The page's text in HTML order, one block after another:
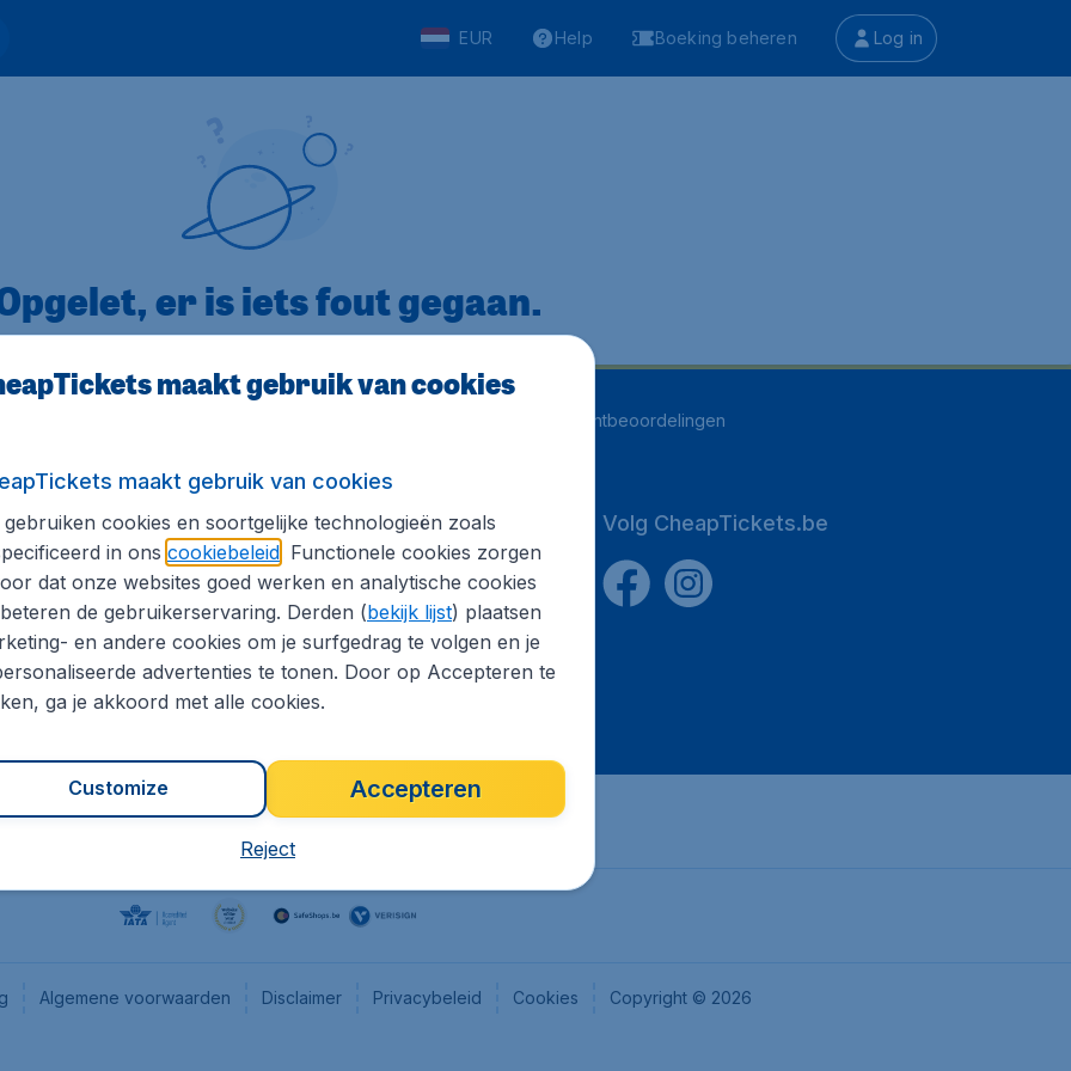
EUR Help Boeking beheren Log in
er is iets fout gegaan.
klantbeoordelingen
informatie
Internationale sites
Flugladen.de
CheapTickets.ch
CheapTickets.nl
CheapTickets.sg
Volg CheapTickets.be
Algemene voorwaarden Disclaimer Privacybeleid Cookies Copyright © 2026
maakt gebruik van cookies
maakt gebruik van cookies
gebruiken cookies en soortgelijke technologieën zoals
in ons cookiebeleid. Functionele cookies zorgen
dat onze websites goed werken en analytische cookies
de gebruikerservaring. Derden (bekijk lijst) plaatsen
en andere cookies om je surfgedrag te volgen en je
advertenties te tonen. Door op Accepteren te
ga je akkoord met alle cookies.
Accepteren
Customize
Reject